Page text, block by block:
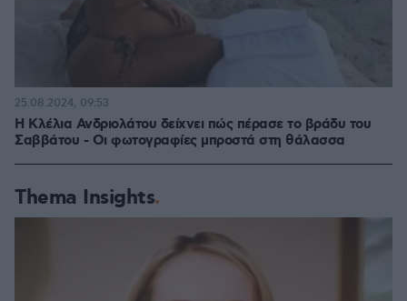
Η Κλέλια Ανδριολάτου δείχνει πώς πέρασε το βράδυ του
Σαββάτου - Οι φωτογραφίες μπροστά στη θάλασσα
25.08.2024, 09:53
Thema Insights